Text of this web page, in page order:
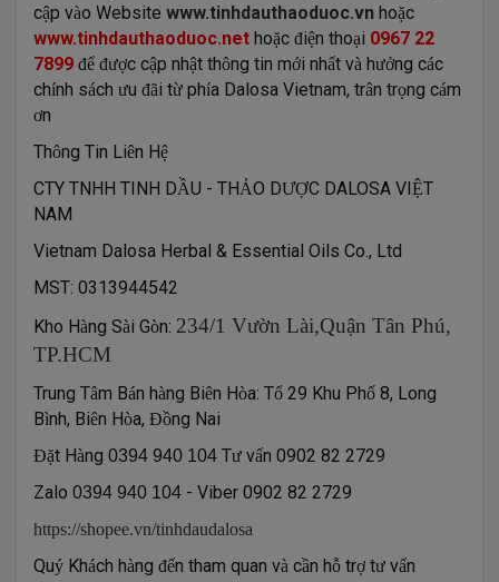
cập vào Website www.tinhdauthaoduoc.vn hoặc
www.tinhdauthaoduoc.net hoặc điện thoại 0967 22
7899 để được cập nhật thông tin mới nhất và hưởng các
chính sách ưu đãi từ phía Dalosa Vietnam, trân trọng cám
ơn
Thông Tin Liên Hệ
CTY TNHH TINH DẦU - THẢO DƯỢC DALOSA VI ỆT
NAM
Vietnam Dalosa Herbal & Essential Oils Co., Ltd
MST: 0313944542
Kho Hàng Sài Gòn: 234/1 Vườn Lài,Quận Tân Phú,
TP.HCM
Trung Tâm Bán hàng Biên Hòa: Tổ 29 Khu Phố 8, Long
Bình, Biên Hòa, Đồng Nai
Đặt Hàng 0394 940 104 Tư vấn 0902 82 2729
Zalo 0394 940 104 - Viber 0902 82 2729
https://shopee.vn/tinhdaudalosa
Quý Khách hàng đến tham quan và cần hỗ trợ tư vấn